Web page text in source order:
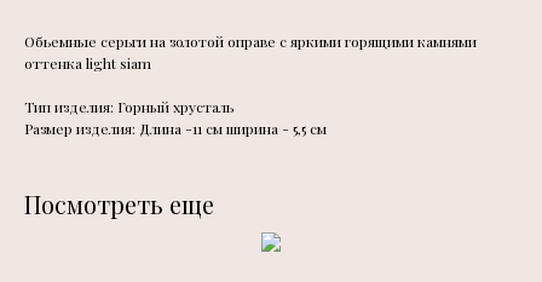
Обьемные серьги на золотой оправе с яркими горящими камнями
оттенка light siam
Тип изделия: Горный хрусталь
Размер изделия: Длина -11 см ширина - 5,5 см
Посмотреть еще